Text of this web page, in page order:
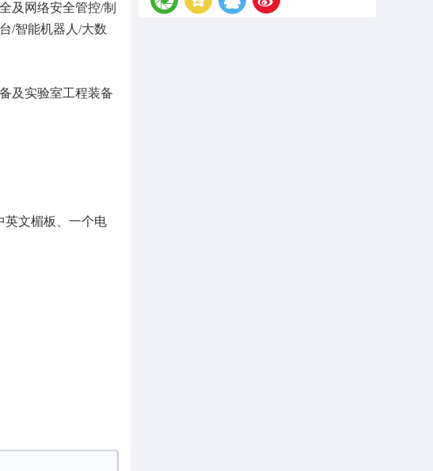
及网络安全管控/制
/智能机器人/大数
及实验室工程装备
英文楣板、一个电